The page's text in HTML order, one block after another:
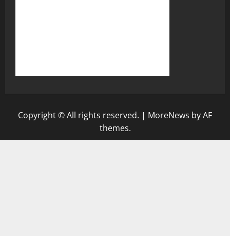
Copyright © All rights reserved. | MoreNews by AF
themes.